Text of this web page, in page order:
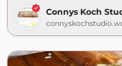
Connys Koch